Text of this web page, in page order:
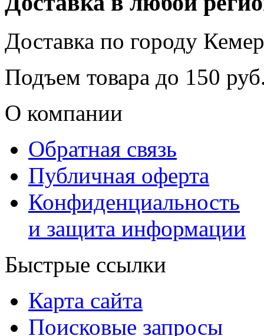
Доставка по городу
Подъем товара до 150
О компании
Обратная связь
Публичная оферта
Конфиденциальность
и защита информации
Быстрые ссылки
Карта сайта
Поисковые запросы